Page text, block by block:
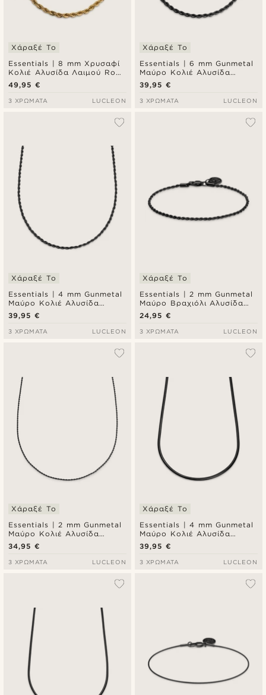
Essentials | 8 mm Χρυσαφί
Κολιέ Αλυσίδα Λαιμού Rope
Chain
Χάραξέ Το
49,95 €
3 ΧΡΏΜΑΤΑ LUCLEON
Essentials | 6 mm Gunmetal
Μαύρο Κολιέ Αλυσίδα
Λαιμού Rope Chain
Χάραξέ Το
39,95 €
3 ΧΡΏΜΑΤΑ LUCLEON
Essentials | 4 mm Gunmetal
Μαύρο Κολιέ Αλυσίδα
Λαιμού Rope Chain
Χάραξέ Το
39,95 €
3 ΧΡΏΜΑΤΑ LUCLEON
Essentials | 2 mm Gunmetal
Μαύρο Βραχιόλι Αλυσίδα
Χεριού Rope Chain
Χάραξέ Το
24,95 €
3 ΧΡΏΜΑΤΑ LUCLEON
Essentials | 2 mm Gunmetal
Μαύρο Κολιέ Αλυσίδα
Λαιμού Rope Chain
Χάραξέ Το
34,95 €
3 ΧΡΏΜΑΤΑ LUCLEON
Essentials | 4 mm Gunmetal
Μαύρο Κολιέ Αλυσίδα
Λαιμού Snake Chain
Χάραξέ Το
39,95 €
3 ΧΡΏΜΑΤΑ LUCLEON